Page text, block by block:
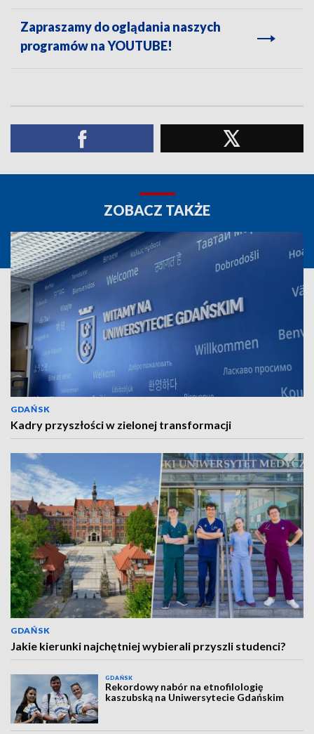
Zapraszamy do oglądania naszych
programów na YOUTUBE!
ZOBACZ TAKŻE
GDAŃSK
Kadry przyszłości w zielonej transformacji
GDAŃSK
Jakie kierunki najchętniej wybierali przyszli studenci?
GDAŃSK
Rekordowy nabór na etnofilologię
kaszubską na Uniwersytecie Gdańskim